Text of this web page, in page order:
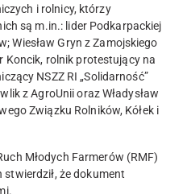
i rolnicy, którzy
są m.in.: lider Podkarpackiej
Wiesław Gryn z Zamojskiego
Koncik, rolnik protestujący na
NSZZ RI „Solidarność”
z AgroUnii oraz Władysław
Związku Rolników, Kółek i
Młodych Farmerów (RMF)
że dokument